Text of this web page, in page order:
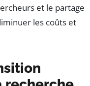
et le partage
les coûts et